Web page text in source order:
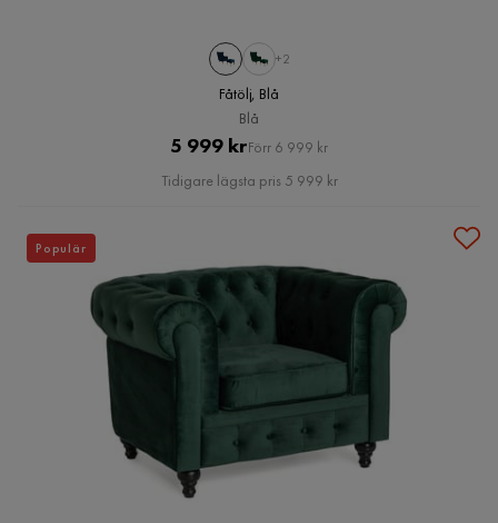
+2
Fåtölj, Blå
Blå
Pris
5 999 krOriginal
Pris
Förr 6 999 kr
Tidigare lägsta pris 5 999 kr
Populär